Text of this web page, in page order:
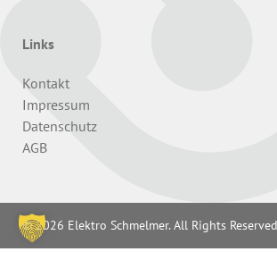
Links
Kontakt
Impressum
Datenschutz
AGB
© 2026 Elektro Schmelmer. All Rights Reserved